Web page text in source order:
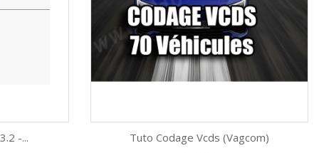
-... Tuto Codage Vcds (vagcom)